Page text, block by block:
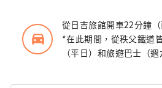
directions_car_filled
從日吉旅館開車22分鐘（
*在此期間，從秩父鐵道
（平日）和旅遊巴士（